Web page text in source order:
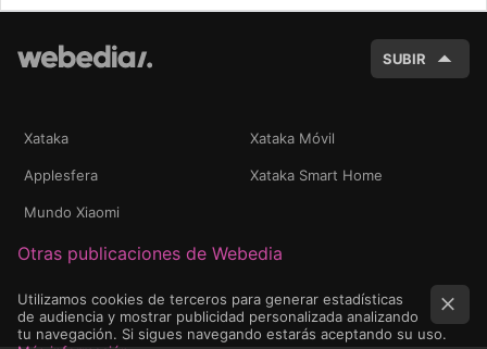
SUBIR
Xataka Xataka Móvil
Applesfera Xataka Smart Home
Mundo Xiaomi
Otras publicaciones de Webedia
Utilizamos cookies de terceros para generar estadísticas
de audiencia y mostrar publicidad personalizada analizando
tu navegación. Si sigues navegando estarás aceptando su uso.